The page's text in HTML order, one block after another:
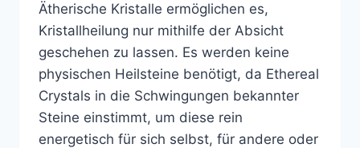
Ätherische Kristalle ermöglichen es,
Kristallheilung nur mithilfe der Absicht
geschehen zu lassen. Es werden keine
physischen Heilsteine benötigt, da Ethereal
Crystals in die Schwingungen bekannter
Steine einstimmt, um diese rein
energetisch für sich selbst, für andere oder